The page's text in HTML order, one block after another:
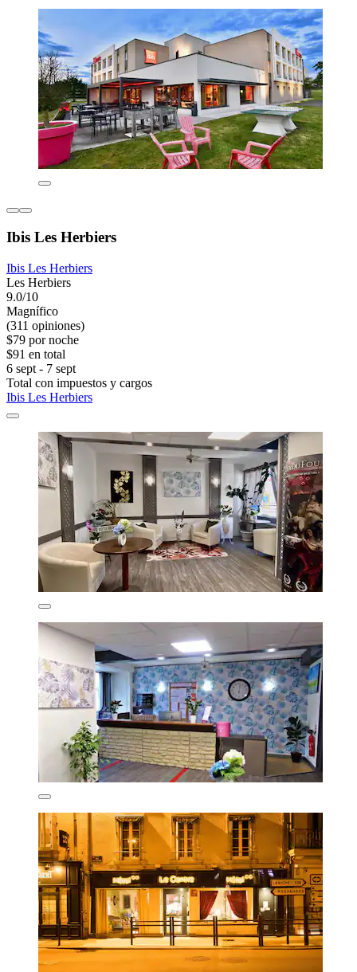
Ibis Les Herbiers
Ibis Les Herbiers
Les Herbiers
9.0/10
Magnífico
(311 opiniones)
$79 por noche
$91 en total
6 sept - 7 sept
Total con impuestos y cargos
Ibis Les Herbiers